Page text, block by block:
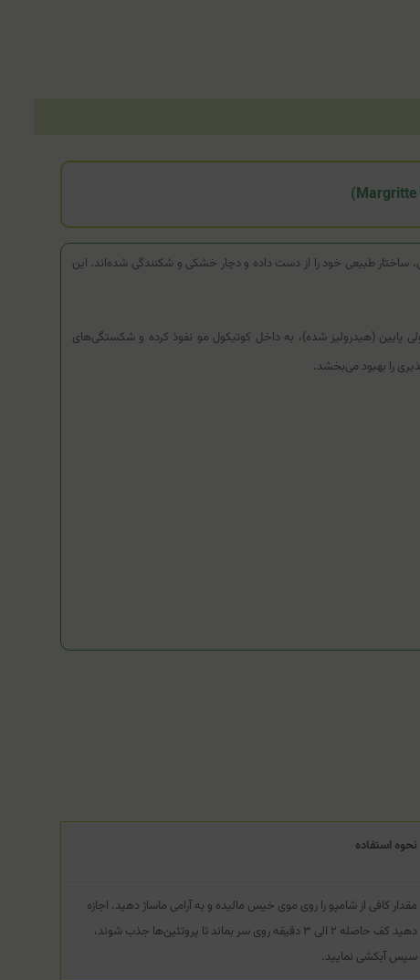
ساختار طبیعی خود را از دست داده و دچار خشکی و شکنندگی شده‌اند. این
پایین (هیدرولیز شده)، به داخل کوتیکول مو نفوذ کرده و شکستگی‌های
را بهبود می‌بخشد.
نحوه استفاده
مقدار کافی از شامپو را روی موی خیس مالیده و به آرامی ماساژ دهید. اجازه
دهید کف حاصله ۲ الی ۳ دقیقه روی سر بماند تا پروتئین‌ها جذب شوند،
سپس آبکشی نمایید.